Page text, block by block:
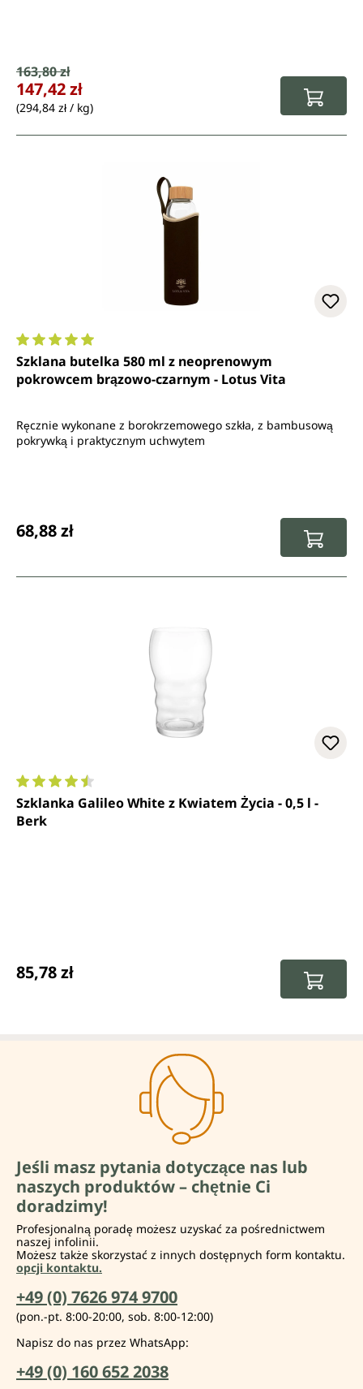
Cena sprzedaży:
Cena regularna:
163,80 zł
147,42 zł
(294,84 zł / kg)
Średnia ocena 5 z 5 gwiazdek
Szklana butelka 580 ml z neoprenowym
pokrowcem brązowo-czarnym - Lotus Vita
Ręcznie wykonane z borokrzemowego szkła, z bambusową
pokrywką i praktycznym uchwytem
68,88 zł
Średnia ocena 4.6 z 5 gwiazdek
Szklanka Galileo White z Kwiatem Życia - 0,5 l -
Berk
85,78 zł
Jeśli masz pytania dotyczące nas lub
naszych produktów – chętnie Ci
doradzimy!
Profesjonalną poradę możesz uzyskać za pośrednictwem
naszej infolinii.
Możesz także skorzystać z innych dostępnych form kontaktu.
opcji kontaktu.
+49 (0) 7626 974 9700
(pon.-pt. 8:00-20:00, sob. 8:00-12:00)
Napisz do nas przez WhatsApp:
+49 (0) 160 652 2038